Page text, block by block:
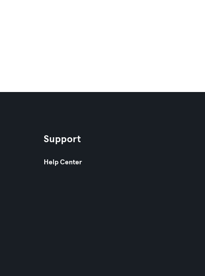
Support
Help Center